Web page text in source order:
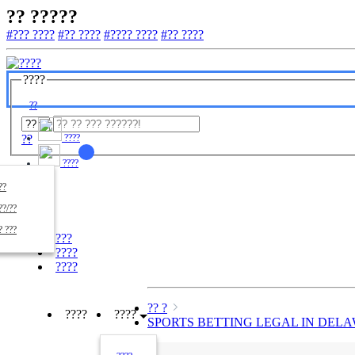
?? ?????
#??? ???? #?? ???? #???? ???? #?? ????
????
??
?? ????
??
???
????
????
???
????
????
???? ????
?? ?
SPORTS BETTING LEGAL IN